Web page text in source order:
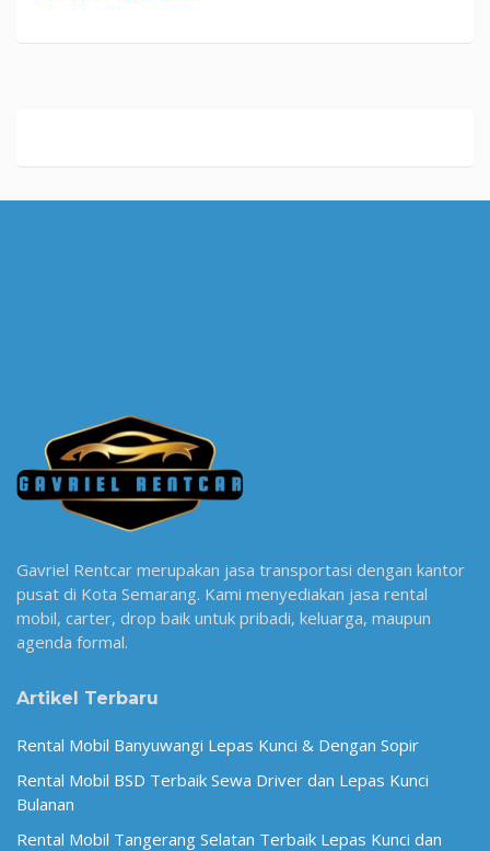
Gavriel Rentcar merupakan jasa transportasi dengan kantor
pusat di Kota Semarang. Kami menyediakan jasa rental
mobil, carter, drop baik untuk pribadi, keluarga, maupun
agenda formal.
Artikel Terbaru
Rental Mobil Banyuwangi Lepas Kunci & Dengan Sopir
Rental Mobil BSD Terbaik Sewa Driver dan Lepas Kunci
Bulanan
Rental Mobil Tangerang Selatan Terbaik Lepas Kunci dan